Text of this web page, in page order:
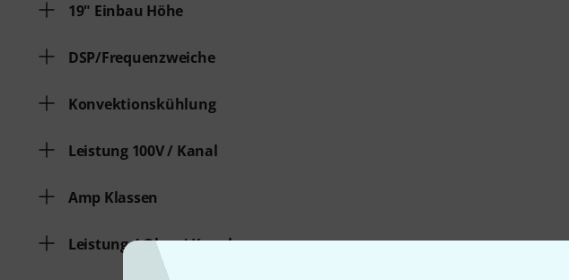
19" Einbau Höhe
DSP/Frequenzweiche
Konvektionskühlung
Leistung 100V / Kanal
Amp Klassen
Leistung 4 Ohm / Kanal